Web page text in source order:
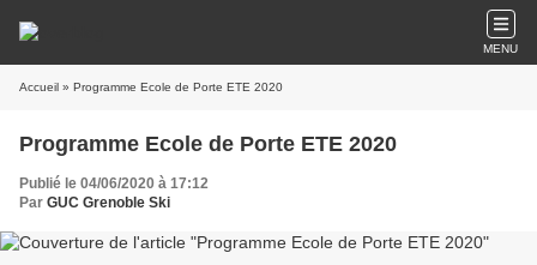
MENU
Accueil » Programme Ecole de Porte ETE 2020
Programme Ecole de Porte ETE 2020
Publié le 04/06/2020 à 17:12
Par GUC Grenoble Ski